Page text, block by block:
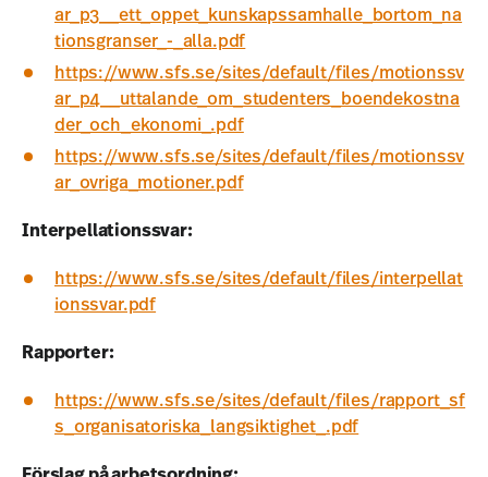
ar_p3__ett_oppet_kunskapssamhalle_bortom_na
tionsgranser_-_alla.pdf
https://www.sfs.se/sites/default/files/motionssv
ar_p4__uttalande_om_studenters_boendekostna
der_och_ekonomi_.pdf
https://www.sfs.se/sites/default/files/motionssv
ar_ovriga_motioner.pdf
Interpellationssvar:
https://www.sfs.se/sites/default/files/interpellat
ionssvar.pdf
Rapporter:
https://www.sfs.se/sites/default/files/rapport_sf
s_organisatoriska_langsiktighet_.pdf